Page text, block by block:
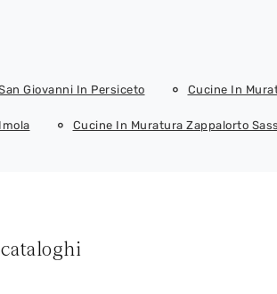
Giovanni In Persiceto Cucine In
Cucine In Muratura Zappalorto